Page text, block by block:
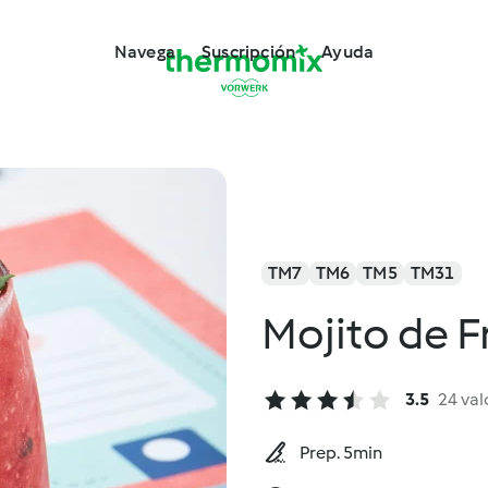
Navega Suscripción Ayuda
TM7 TM6 TM5 TM31
Mojito de
3.5 24
Prep. 5min